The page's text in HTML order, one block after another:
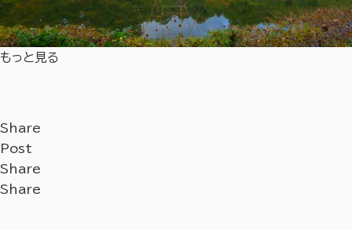
もっと見る
Share
Post
Share
Share